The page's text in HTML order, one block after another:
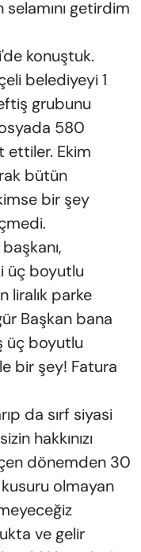
getirdim
konuştuk.
belediyeyi 1
grubunu
580
ettiler. Ekim
bütün
bir şey
üç boyutlu
liralık parke
Başkan bana
üç boyutlu
bir şey! Fatura
da sırf siyasi
hakkınızı
dönemden 30
olmayan
ve gelir